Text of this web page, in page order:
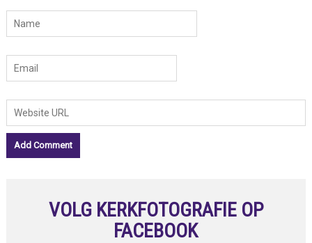
VOLG KERKFOTOGRAFIE OP
FACEBOOK